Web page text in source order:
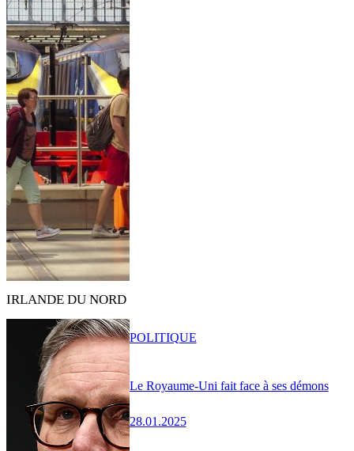
IRLANDE DU NORD
Le Royaume-Uni fait face à ses démons
28.01.2025
POLITIQUE